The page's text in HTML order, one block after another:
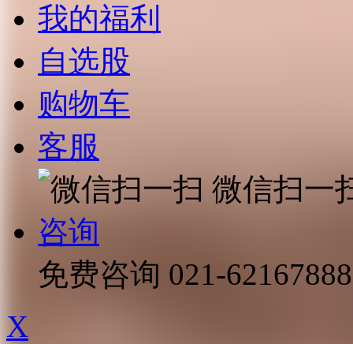
我的福利
自选股
购物车
客服
微信扫一
咨询
免费咨询 021-62167888
X